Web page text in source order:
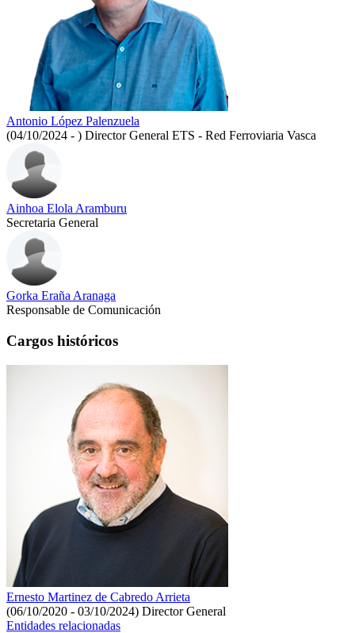
Antonio López Palenzuela
(04/10/2024 - ) Director General ETS - Red Ferroviaria Vasca
Ainhoa Elola Aramburu
Secretaria General
Gorka Eraña Aranaga
Responsable de Comunicación
Cargos históricos
Ernesto Martinez de Cabredo Arrieta
(06/10/2020 - 03/10/2024) Director General
Entidades relacionadas